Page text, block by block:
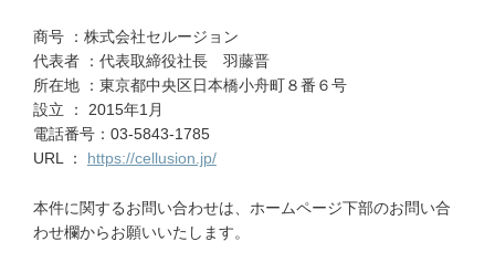
商号 ：株式会社セルージョン
代表者 ：代表取締役社長 羽藤晋
所在地 ：東京都中央区日本橋小舟町８番６号
設立 ： 2015年1月
電話番号：03-5843-1785
URL ： https://cellusion.jp/
本件に関するお問い合わせは、ホームページ下部のお問い合
わせ欄からお願いいたします。